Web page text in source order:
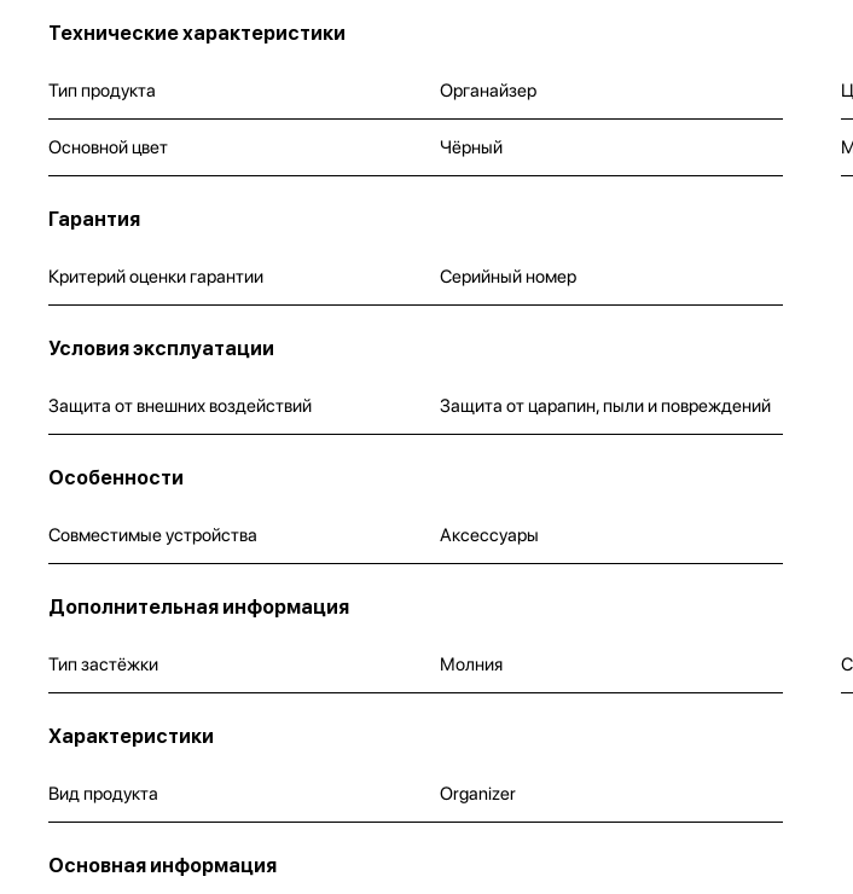
Технические характеристики
Тип продукта Органайзер
Основной цвет Чёрный
Гарантия
Критерий оценки гарантии Серийный номер
Условия эксплуатации
Защита от внешних воздействий Защита от царапин, пыли и повреждений
Особенности
Совместимые устройства Аксессуары
Дополнительная информация
Тип застёжки Молния
Характеристики
Вид продукта Organizer
Основная информация